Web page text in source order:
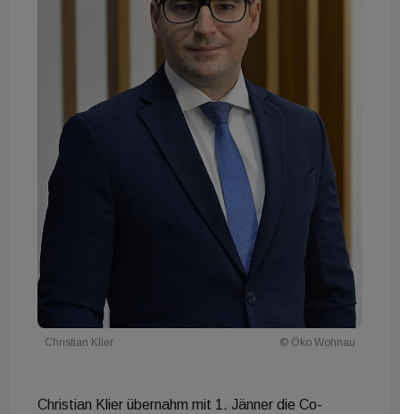
Christian Klier © Öko Wohnau
Christian Klier übernahm mit 1. Jänner die Co-